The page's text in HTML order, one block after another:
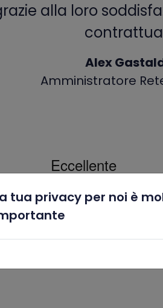
alla loro
Alex
Amministratore
tua privacy per noi è